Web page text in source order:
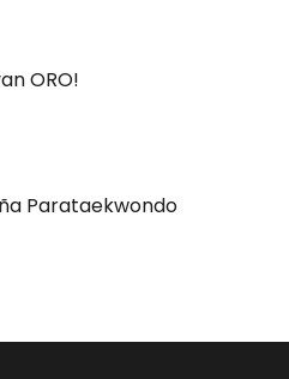
ORO!
Parataekwondo